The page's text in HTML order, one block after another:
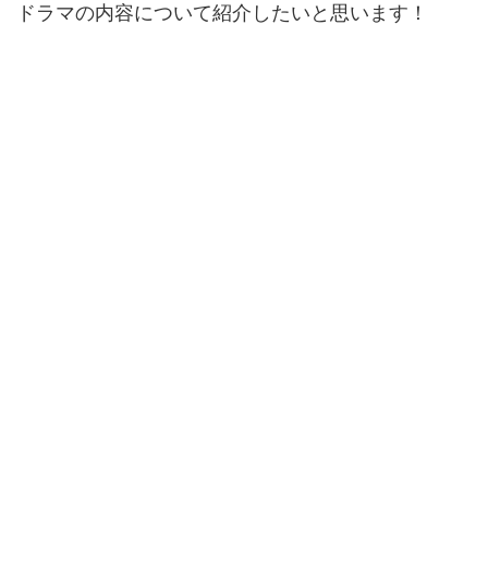
ドラマの内容について紹介したいと思います！